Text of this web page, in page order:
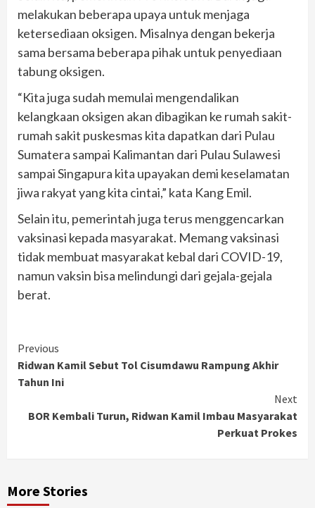
melakukan beberapa upaya untuk menjaga
ketersediaan oksigen. Misalnya dengan bekerja
sama bersama beberapa pihak untuk penyediaan
tabung oksigen.
“Kita juga sudah memulai mengendalikan
kelangkaan oksigen akan dibagikan ke rumah sakit-
rumah sakit puskesmas kita dapatkan dari Pulau
Sumatera sampai Kalimantan dari Pulau Sulawesi
sampai Singapura kita upayakan demi keselamatan
jiwa rakyat yang kita cintai,” kata Kang Emil.
Selain itu, pemerintah juga terus menggencarkan
vaksinasi kepada masyarakat. Memang vaksinasi
tidak membuat masyarakat kebal dari COVID-19,
namun vaksin bisa melindungi dari gejala-gejala
berat.
Continue
Reading
Previous
Ridwan Kamil Sebut Tol Cisumdawu Rampung Akhir
Tahun Ini
Next
BOR Kembali Turun, Ridwan Kamil Imbau Masyarakat
Perkuat Prokes
More Stories